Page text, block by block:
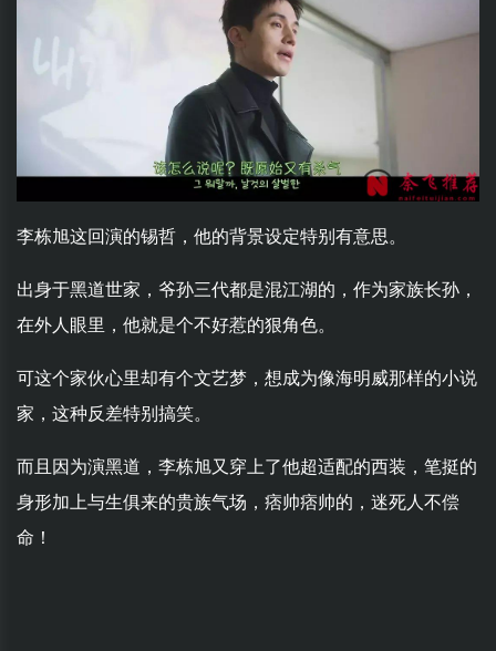
李栋旭这回演的锡哲，他的背景设定特别有意思。
出身于黑道世家，爷孙三代都是混江湖的，作为家族长孙，
在外人眼里，他就是个不好惹的狠角色。
可这个家伙心里却有个文艺梦，想成为像海明威那样的小说
家，这种反差特别搞笑。
而且因为演黑道，李栋旭又穿上了他超适配的西装，笔挺的
身形加上与生俱来的贵族气场，痞帅痞帅的，迷死人不偿
命！